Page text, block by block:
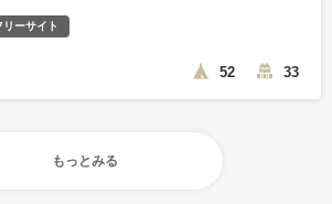
リーサイト
52 33
もっとみる